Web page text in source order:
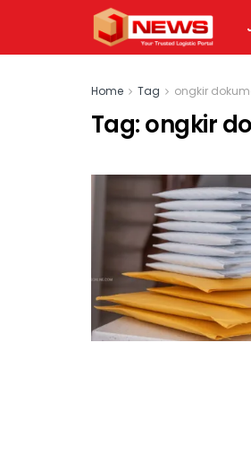
Home Tag ongkir
Tag:ongkir